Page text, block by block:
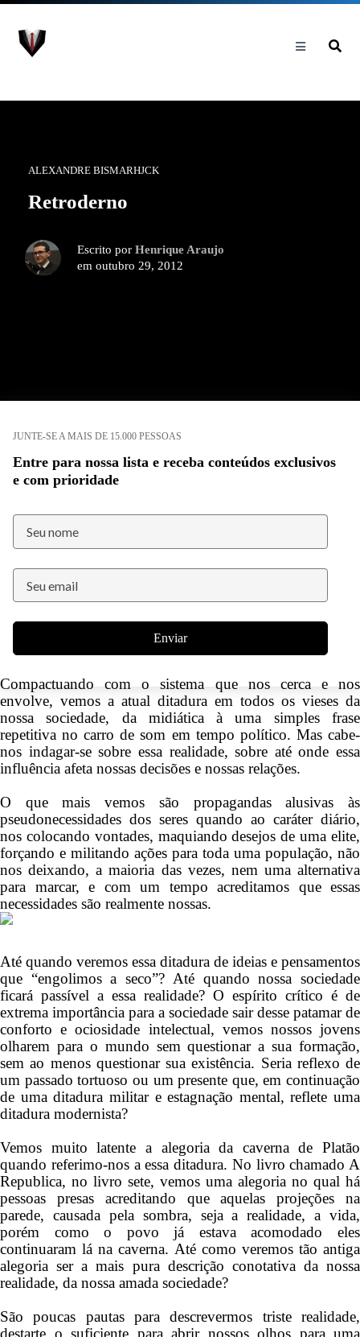
ALEXANDRE BISMARHJCK
Retroderno
Escrito por Henrique Araujo
em outubro 29, 2012
JUNTE-SE A MAIS DE 15.000 PESSOAS
Entre para nossa lista e receba conteúdos exclusivos
e com prioridade
Enviar
Compactuando com o sistema que nos cerca e nos
envolve, vemos a atual ditadura em todos os vieses da
nossa sociedade, da midiática à uma simples frase
repetitiva no carro de som em tempo político. Mas cabe-
nos indagar-se sobre essa realidade, sobre até onde essa
influência afeta nossas decisões e nossas relações.
O que mais vemos são propagandas alusivas às
pseudonecessidades dos seres quando ao caráter diário,
nos colocando vontades, maquiando desejos de uma elite,
forçando e militando ações para toda uma população, não
nos deixando, a maioria das vezes, nem uma alternativa
para marcar, e com um tempo acreditamos que essas
necessidades são realmente nossas.
Até quando veremos essa ditadura de ideias e pensamentos
que “engolimos a seco”? Até quando nossa sociedade
ficará passível a essa realidade? O espírito crítico é de
extrema importância para a sociedade sair desse patamar de
conforto e ociosidade intelectual, vemos nossos jovens
olharem para o mundo sem questionar a sua formação,
sem ao menos questionar sua existência. Seria reflexo de
um passado tortuoso ou um presente que, em continuação
de uma ditadura militar e estagnação mental, reflete uma
ditadura modernista?
Vemos muito latente a alegoria da caverna de Platão
quando referimo-nos a essa ditadura. No livro chamado A
Republica, no livro sete, vemos uma alegoria no qual há
pessoas presas acreditando que aquelas projeções na
parede, causada pela sombra, seja a realidade, a vida,
porém como o povo já estava acomodado eles
continuaram lá na caverna. Até como veremos tão antiga
alegoria ser a mais pura descrição conotativa da nossa
realidade, da nossa amada sociedade?
São poucas pautas para descrevermos triste realidade,
destarte o suficiente para abrir nossos olhos para uma